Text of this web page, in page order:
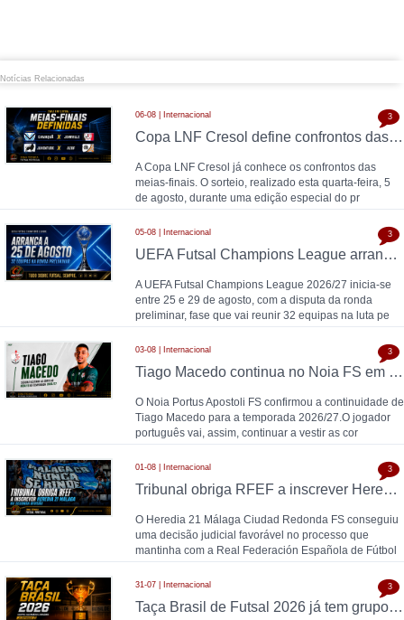
Notícias Relacionadas
06-08 | Internacional
Copa LNF Cresol define confrontos das meias-finais
A Copa LNF Cresol já conhece os confrontos das
meias-finais. O sorteio, realizado esta quarta-feira, 5
de agosto, durante uma edição especial do pr
3
05-08 | Internacional
UEFA Futsal Champions League arranca a 25 de agosto com 32 equipas na ronda preliminar
A UEFA Futsal Champions League 2026/27 inicia-se
entre 25 e 29 de agosto, com a disputa da ronda
preliminar, fase que vai reunir 32 equipas na luta pe
3
03-08 | Internacional
Tiago Macedo continua no Noia FS em 2026/27
O Noia Portus Apostoli FS confirmou a continuidade de
Tiago Macedo para a temporada 2026/27.O jogador
português vai, assim, continuar a vestir as cor
3
01-08 | Internacional
Tribunal obriga RFEF a inscrever Heredia 21 Málaga na Segunda Divisão
O Heredia 21 Málaga Ciudad Redonda FS conseguiu
uma decisão judicial favorável no processo que
mantinha com a Real Federación Española de Fútbol
3
31-07 | Internacional
Taça Brasil de Futsal 2026 já tem grupos, calendário e horários definidos
3